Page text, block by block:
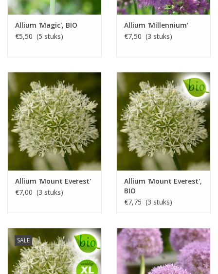
Allium 'Magic', BIO
€5,50 (5 stuks)
Allium 'Millennium'
€7,50 (3 stuks)
Allium 'Mount Everest'
€7,00 (3 stuks)
Allium 'Mount Everest',
BIO
€7,75 (3 stuks)
SALE